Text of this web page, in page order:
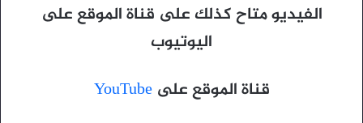
الفيديو متاح كذلك على قناة الموقع على
اليوتيوب
قناة الموقع علىYouTube